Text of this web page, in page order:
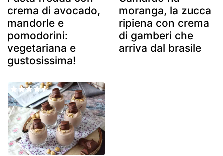
crema di avocado,
mandorle e
pomodorini:
vegetariana e
gustosissima!
moranga, la zucca
ripiena con crema
di gamberi che
arriva dal brasile